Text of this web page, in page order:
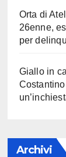
Orta di
26enne,
per
Giallo in
Archivi